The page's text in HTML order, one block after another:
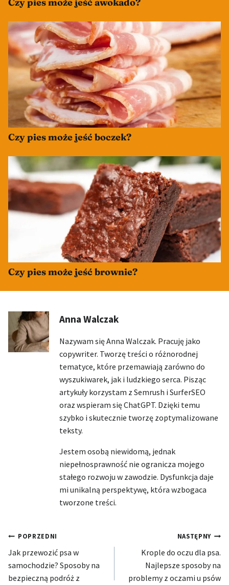
Czy pies może jeść awokado?
Czy pies może jeść boczek?
Czy pies może jeść brownie?
Anna Walczak
Nazywam się Anna Walczak. Pracuję jako
copywriter. Tworzę treści o różnorodnej
tematyce, które przemawiają zarówno do
wyszukiwarek, jak i ludzkiego serca. Pisząc
artykuły korzystam z Semrush i SurferSEO
oraz wspieram się ChatGPT. Dzięki temu
szybko i skutecznie tworzę zoptymalizowane
teksty.
Jestem osobą niewidomą, jednak
niepełnosprawność nie ogranicza mojego
stałego rozwoju w zawodzie. Dysfunkcja daje
mi unikalną perspektywę, która wzbogaca
tworzone treści.
Nawigacja
wpisu
POPRZEDNI
Jak przewozić psa w
samochodzie? Sposoby na
bezpieczną podróż z
NASTĘPNY
Krople do oczu dla psa.
Najlepsze sposoby na
problemy z oczami u psów